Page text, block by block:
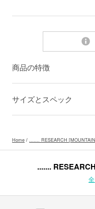
商品の特徴
サイズとスペック
Home / ....... RESEARCH
.......